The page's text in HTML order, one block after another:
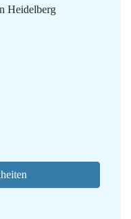
Heidelberg